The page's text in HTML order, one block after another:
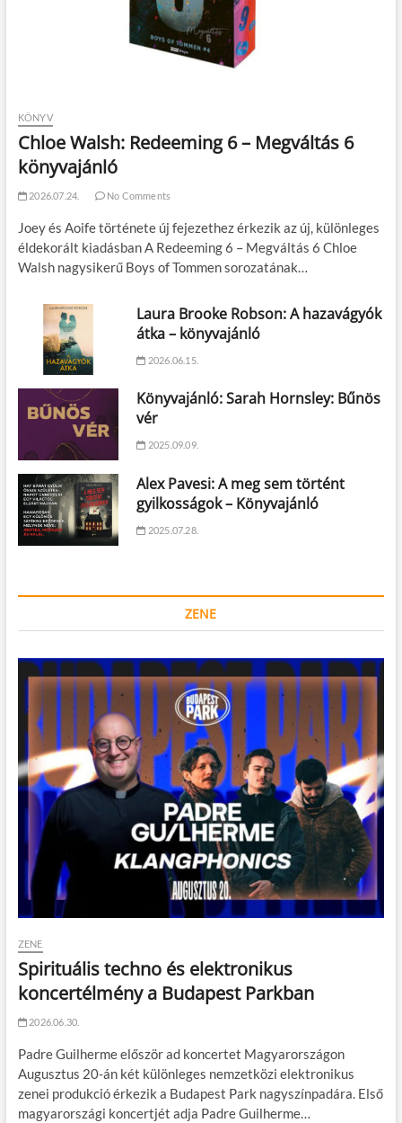
KÖNYV
Chloe Walsh: Redeeming 6 – Megváltás 6
könyvajánló
2026.07.24. No Comments
Joey és Aoife története új fejezethez érkezik az új, különleges
éldekorált kiadásban A Redeeming 6 – Megváltás 6 Chloe
Walsh nagysikerű Boys of Tommen sorozatának…
Laura Brooke Robson: A hazavágyók
átka – könyvajánló
2026.06.15.
Könyvajánló: Sarah Hornsley: Bűnös
vér
2025.09.09.
Alex Pavesi: A meg sem történt
gyilkosságok – Könyvajánló
2025.07.28.
ZENE
ZENE
Spirituális techno és elektronikus
koncertélmény a Budapest Parkban
2026.06.30.
Padre Guilherme először ad koncertet Magyarországon
Augusztus 20-án két különleges nemzetközi elektronikus
zenei produkció érkezik a Budapest Park nagyszínpadára. Első
magyarországi koncertjét adja Padre Guilherme…